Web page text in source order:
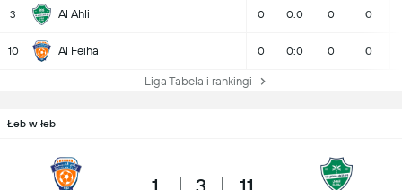
3 Al Ahli 0 0:0 0 0
10 Al Feiha 0 0:0 0 0
Liga Tabela i rankingi
Łeb w łeb
1 3 11